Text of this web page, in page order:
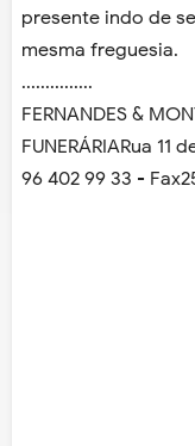
presente indo de
mesma freguesia.
...............
FERNANDES &
FUNERÁRIARua 11
96 402 99 33 -